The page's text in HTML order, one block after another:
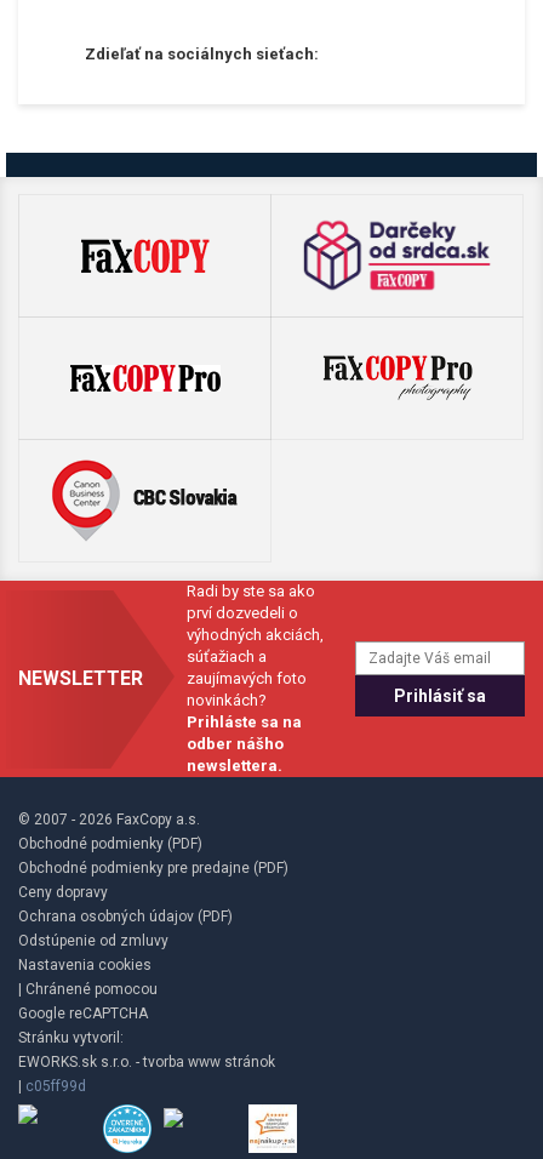
Zdieľať na sociálnych sieťach:
NEWSLETTER
Radi by ste sa ako
prví dozvedeli o
výhodných akciách,
súťažiach a
zaujímavých foto
novinkách?
Prihláste sa na
odber nášho
newslettera.
© 2007 - 2026 FaxCopy a.s.
Obchodné podmienky (PDF)
Obchodné podmienky pre predajne (PDF)
Ceny dopravy
Ochrana osobných údajov (PDF)
Odstúpenie od zmluvy
Nastavenia cookies
| Chránené pomocou
Google reCAPTCHA
Stránku vytvoril:
EWORKS.sk s.r.o. - tvorba www stránok
| c05ff99d